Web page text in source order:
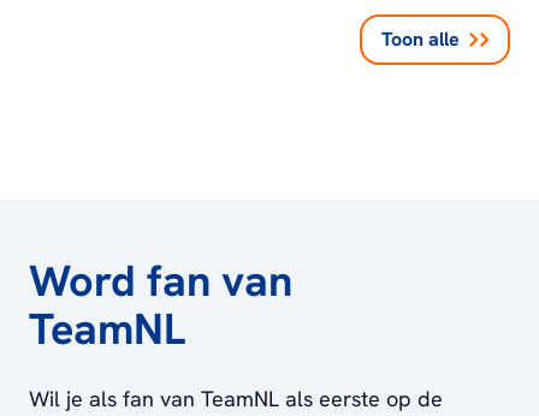
Toon alle
Word fan van
TeamNL
Wil je als fan van TeamNL als eerste op de